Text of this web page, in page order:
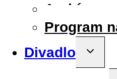
Archív
Program
Divadlo
Toggle
menu